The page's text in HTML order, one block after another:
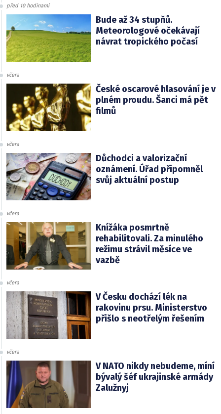
před 10 hodinami
Bude až 34 stupňů.
Meteorologové očekávají
návrat tropického počasí
včera
České oscarové hlasování je v
plném proudu. Šanci má pět
filmů
včera
Důchodci a valorizační
oznámení. Úřad připomněl
svůj aktuální postup
včera
Knížáka posmrtně
rehabilitovali. Za minulého
režimu strávil měsíce ve
vazbě
včera
V Česku dochází lék na
rakovinu prsu. Ministerstvo
přišlo s neotřelým řešením
včera
V NATO nikdy nebudeme, míní
bývalý šéf ukrajinské armády
Zalužnyj